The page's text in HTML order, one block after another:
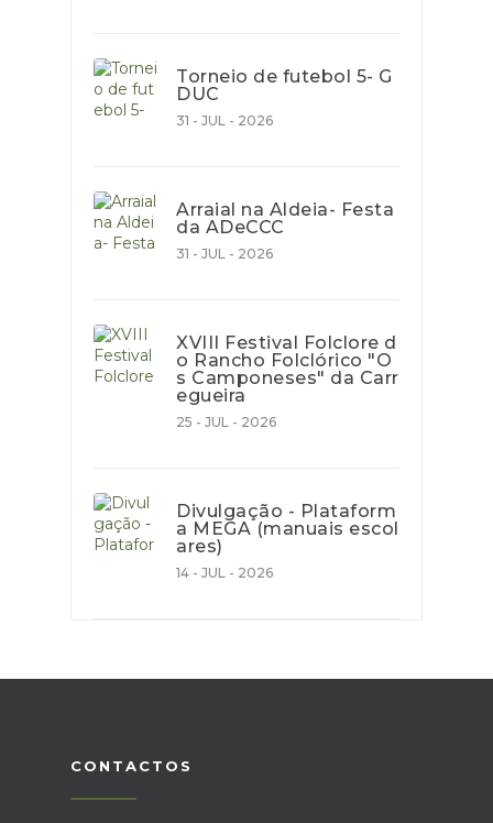
Torneio de futebol 5- G
DUC
31 - JUL - 2026
Arraial na Aldeia- Festa
da ADeCCC
31 - JUL - 2026
XVIII Festival Folclore d
o Rancho Folclórico "O
s Camponeses" da Carr
egueira
25 - JUL - 2026
Divulgação - Plataform
a MEGA (manuais escol
ares)
14 - JUL - 2026
CONTACTOS